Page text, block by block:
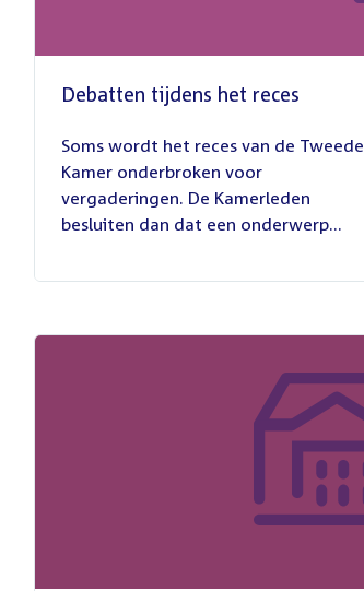
Debatten tijdens het reces
juli
2026
Soms wordt het reces van de Tweede
Kamer onderbroken voor
vergaderingen. De Kamerleden
besluiten dan dat een onderwerp...